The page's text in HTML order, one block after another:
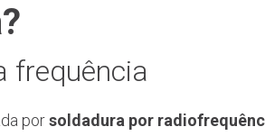
frequência
porsoldadura por